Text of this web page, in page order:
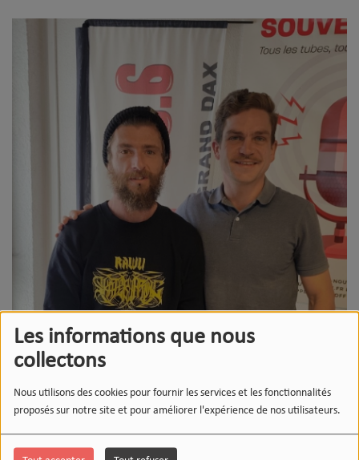
Les informations que nous
collectons
Nous utilisons des cookies pour fournir les services et les fonctionnalités
proposés sur notre site et pour améliorer l'expérience de nos utilisateurs.